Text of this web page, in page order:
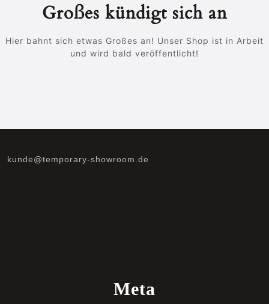
Großes kündigt sich an
Hier bahnt sich etwas Großes an! Unser Shop ist in Arbeit
und wird bald veröffentlicht!
kunde@temporary-showroom.de
Meta